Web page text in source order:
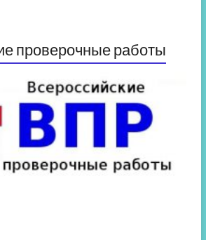
проверочные работы